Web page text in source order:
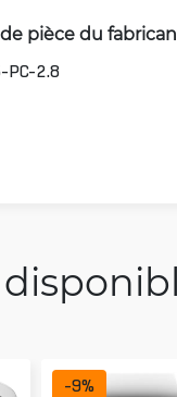
pièce du
PC-2.8
-9%